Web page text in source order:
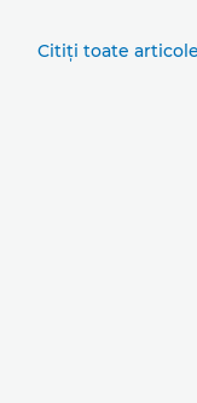
Citiţi toate